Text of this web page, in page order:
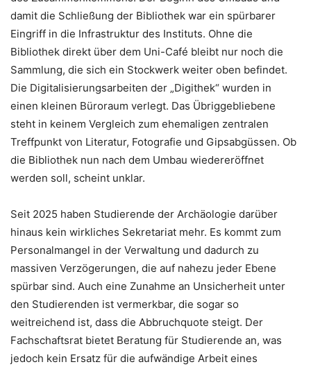
damit die Schließung der Bibliothek war ein spürbarer
Eingriff in die Infrastruktur des Instituts. Ohne die
Bibliothek direkt über dem Uni-Café bleibt nur noch die
Sammlung, die sich ein Stockwerk weiter oben befindet.
Die Digitalisierungsarbeiten der „Digithek“ wurden in
einen kleinen Büroraum verlegt. Das Übriggebliebene
steht in keinem Vergleich zum ehemaligen zentralen
Treffpunkt von Literatur, Fotografie und Gipsabgüssen. Ob
die Bibliothek nun nach dem Umbau wiedereröffnet
werden soll, scheint unklar.
Seit 2025 haben Studierende der Archäologie darüber
hinaus kein wirkliches Sekretariat mehr. Es kommt zum
Personalmangel in der Verwaltung und dadurch zu
massiven Verzögerungen, die auf nahezu jeder Ebene
spürbar sind. Auch eine Zunahme an Unsicherheit unter
den Studierenden ist vermerkbar, die sogar so
weitreichend ist, dass die Abbruchquote steigt. Der
Fachschaftsrat bietet Beratung für Studierende an, was
jedoch kein Ersatz für die aufwändige Arbeit eines